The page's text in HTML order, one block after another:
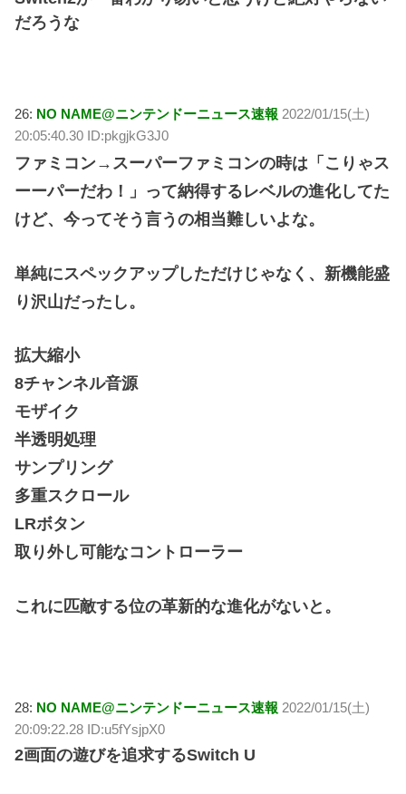
だろうな
26: NO NAME@ニンテンドーニュース速報 2022/01/15(土)
20:05:40.30 ID:pkgjkG3J0
ファミコン→スーパーファミコンの時は「こりゃス
ーーパーだわ！」って納得するレベルの進化してた
けど、今ってそう言うの相当難しいよな。
単純にスペックアップしただけじゃなく、新機能盛
り沢山だったし。
拡大縮小
8チャンネル音源
モザイク
半透明処理
サンプリング
多重スクロール
LRボタン
取り外し可能なコントローラー
これに匹敵する位の革新的な進化がないと。
28: NO NAME@ニンテンドーニュース速報 2022/01/15(土)
20:09:22.28 ID:u5fYsjpX0
2画面の遊びを追求するSwitch U